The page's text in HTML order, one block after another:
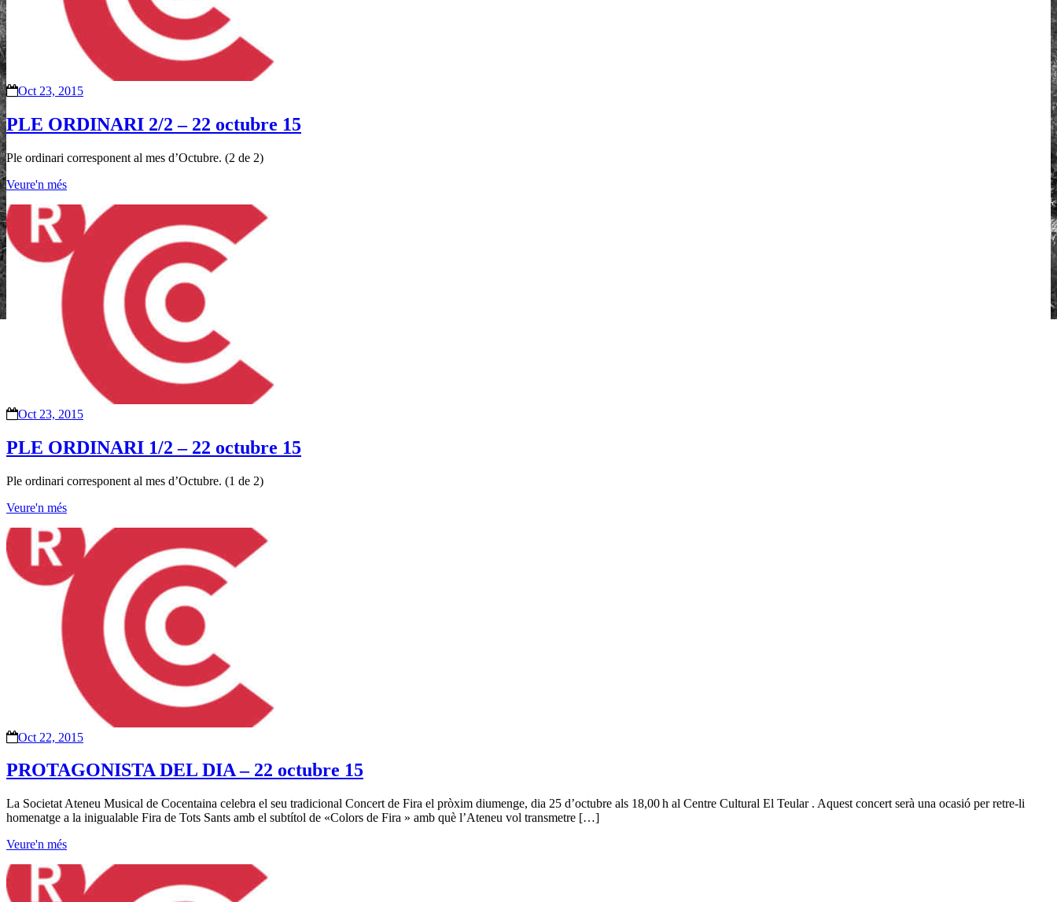
Oct 23, 2015
PLE ORDINARI 2/2 – 22 octubre 15
Ple ordinari corresponent al mes d’Octubre. (2 de 2)
Veure'n més
Oct 23, 2015
PLE ORDINARI 1/2 – 22 octubre 15
Ple ordinari corresponent al mes d’Octubre. (1 de 2)
Veure'n més
Oct 22, 2015
PROTAGONISTA DEL DIA – 22 octubre 15
La Societat Ateneu Musical de Cocentaina celebra el seu tradicional Concert de Fira el pròxim diumenge, dia 25 d’octubre als 18,00 h al Centre Cultural El Teular . Aquest concert serà una ocasió per retre-li
homenatge a la inigualable Fira de Tots Sants amb el subtítol de «Colors de Fira » amb què l’Ateneu vol transmetre […]
Veure'n més